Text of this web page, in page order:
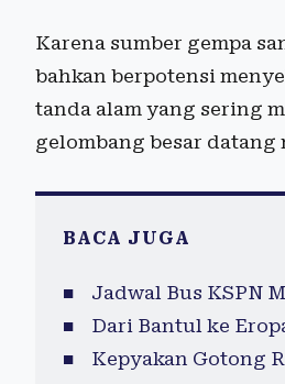
Karena sumber gempa
bahkan berpotensi
tanda alam yang sering
gelombang besar datang
BACA JUGA
Jadwal Bus KSPN
Dari Bantul ke
Kepyakan Gotong